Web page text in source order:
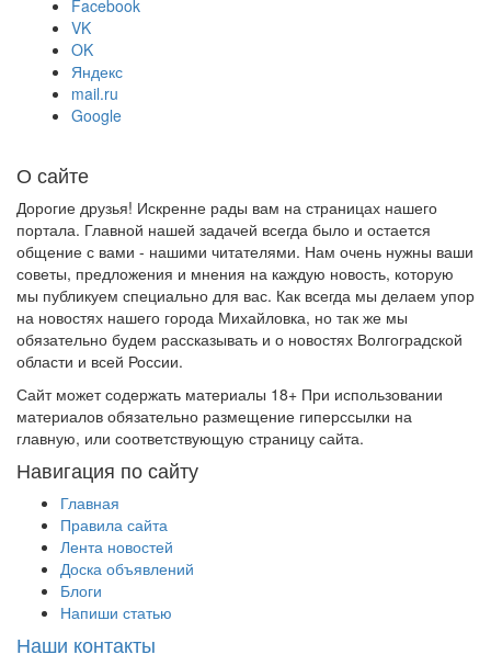
Facebook
VK
OK
Яндекс
mail.ru
Google
О сайте
Дорогие друзья! Искренне рады вам на страницах нашего
портала. Главной нашей задачей всегда было и остается
общение с вами - нашими читателями. Нам очень нужны ваши
советы, предложения и мнения на каждую новость, которую
мы публикуем специально для вас. Как всегда мы делаем упор
на новостях нашего города Михайловка, но так же мы
обязательно будем рассказывать и о новостях Волгоградской
области и всей России.
Сайт может содержать материалы 18+ При использовании
материалов обязательно размещение гиперссылки на
главную, или соответствующую страницу сайта.
Навигация по сайту
Главная
Правила сайта
Лента новостей
Доска объявлений
Блоги
Напиши статью
Наши контакты